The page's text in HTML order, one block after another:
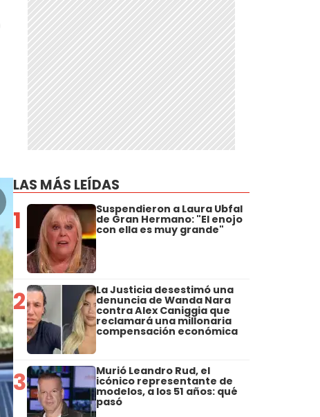
LAS MÁS LEÍDAS
1 Suspendieron a Laura Ubfal
de Gran Hermano: "El enojo
con ella es muy grande"
2 La Justicia desestimó una
denuncia de Wanda Nara
contra Alex Caniggia que
reclamará una millonaria
compensación económica
3 Murió Leandro Rud, el
icónico representante de
modelos, a los 51 años: qué
pasó